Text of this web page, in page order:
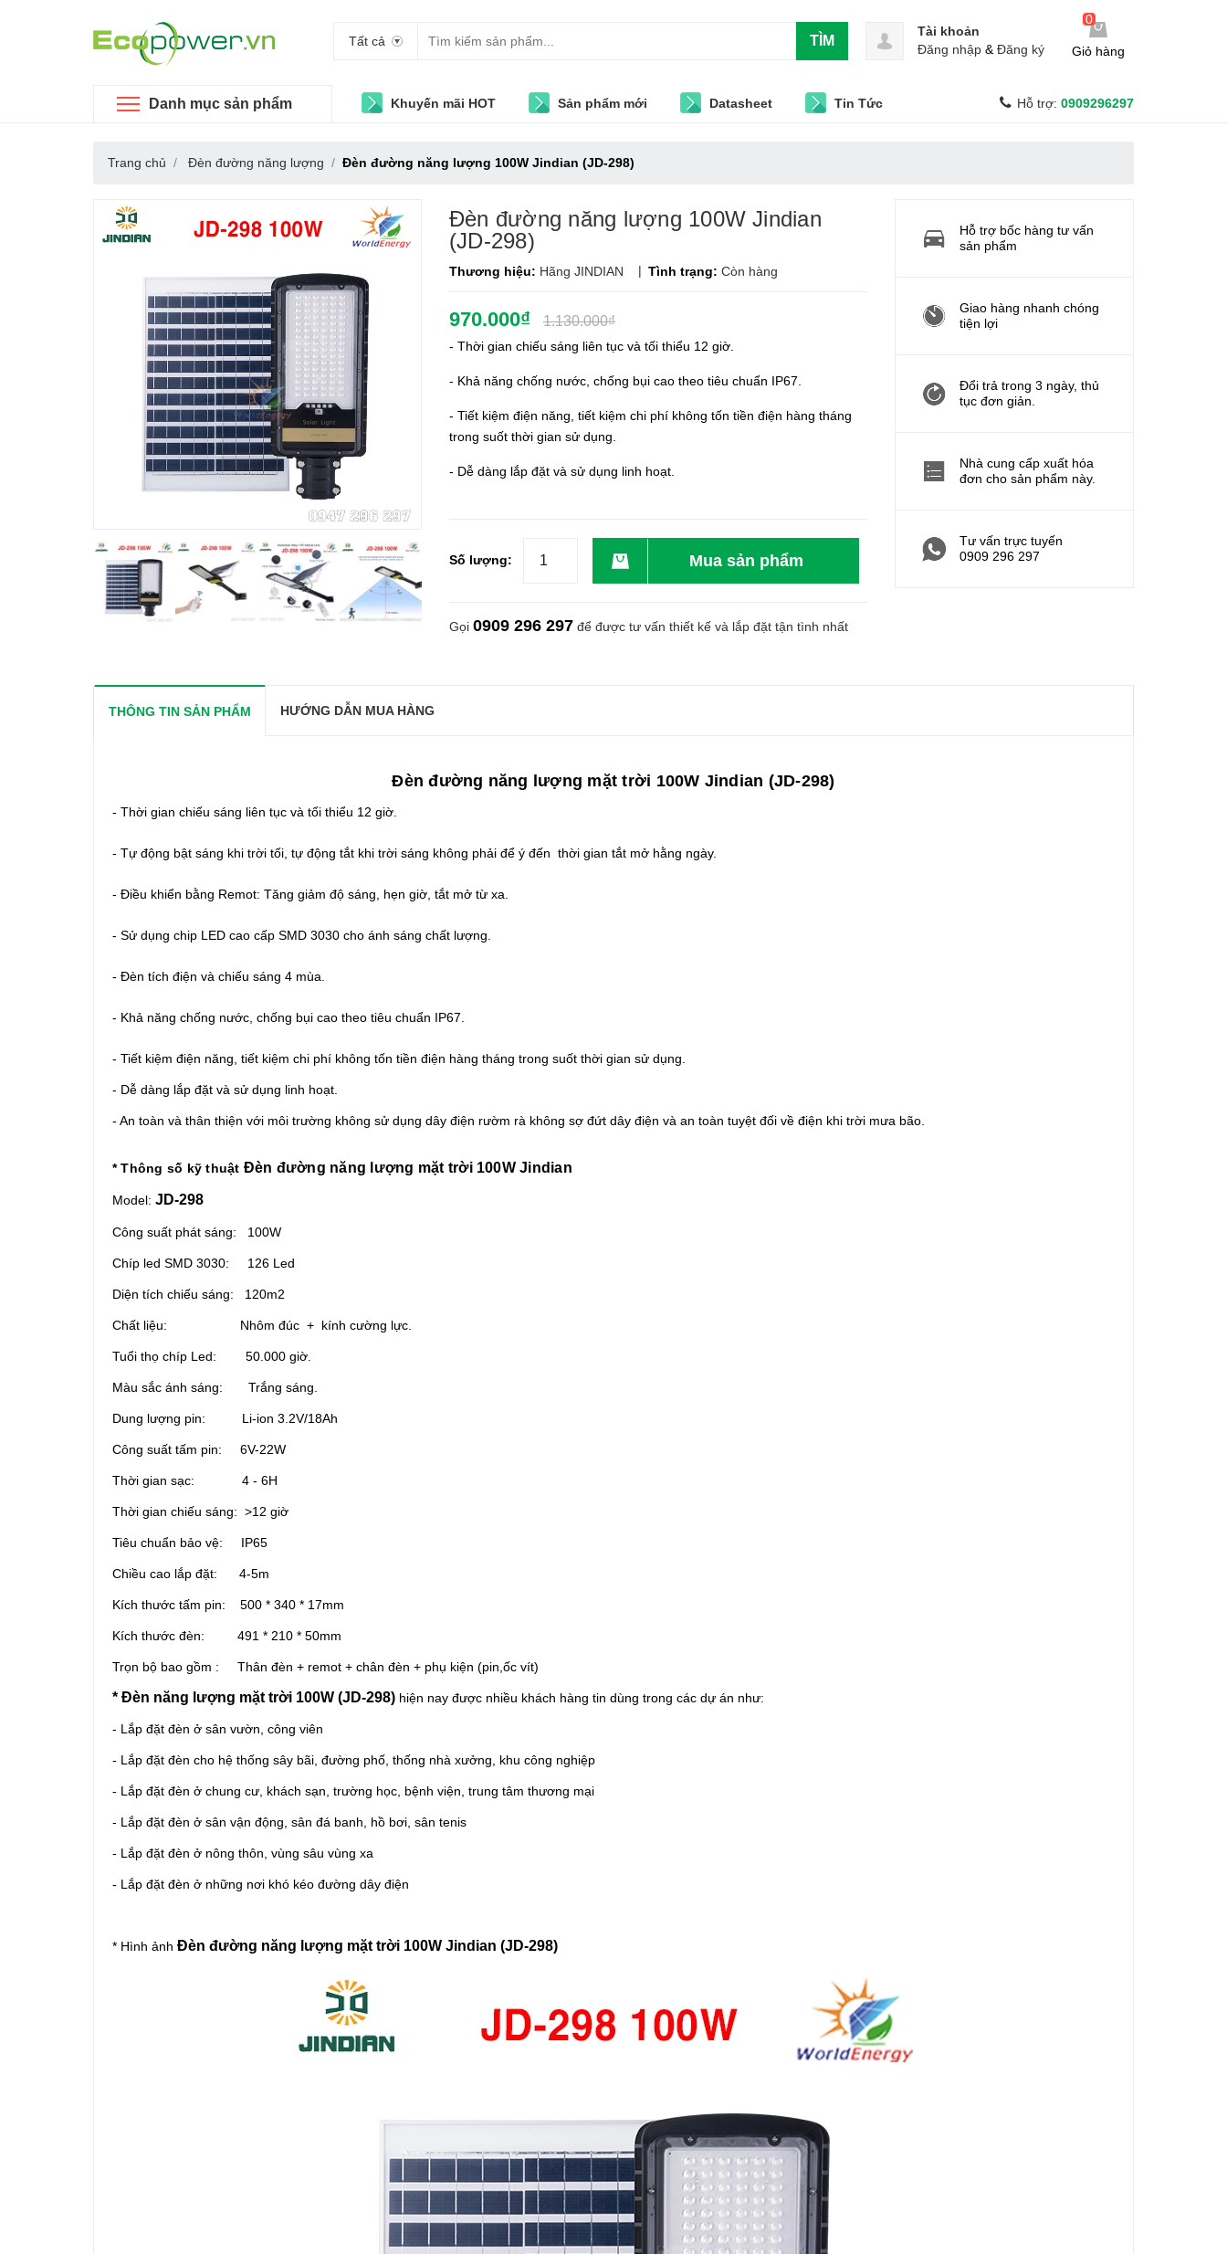
Tất cả TÌM
0
Giỏ hàng
Tài khoản
Đăng nhập & Đăng ký
Danh mục sản phẩm Khuyến mãi HOT Sản phẩm mới Datasheet Tin Tức Hỗ trợ: 0909296297
Trang chủ Đèn đường năng lượng Đèn đường năng lượng 100W Jindian (JD-298)
Đèn đường năng lượng 100W Jindian
(JD-298)
Thương hiệu: Hãng JINDIAN | Tình trạng: Còn hàng
970.000₫ 1.130.000₫
- Thời gian chiếu sáng liên tục và tối thiểu 12 giờ.
- Khả năng chống nước, chống bụi cao theo tiêu chuẩn IP67.
- Tiết kiệm điện năng, tiết kiệm chi phí không tốn tiền điện hàng tháng
trong suốt thời gian sử dụng.
- Dễ dàng lắp đặt và sử dụng linh hoạt.
Số lượng: Mua sản phẩm
Gọi 0909 296 297 để được tư vấn thiết kế và lắp đặt tận tình nhất
Hỗ trợ bốc hàng tư vấn
sản phẩm
Giao hàng nhanh chóng
tiện lợi
Đổi trả trong 3 ngày, thủ
tục đơn giản.
Nhà cung cấp xuất hóa
đơn cho sản phẩm này.
Tư vấn trực tuyến
0909 296 297
THÔNG TIN SẢN PHẨM HƯỚNG DẪN MUA HÀNG
Đèn đường năng lượng mặt trời 100W Jindian (JD-298)
- Thời gian chiếu sáng liên tục và tối thiểu 12 giờ.
- Tự động bật sáng khi trời tối, tự động tắt khi trời sáng không phải để ý đến thời gian tắt mở hằng ngày.
- Điều khiển bằng Remot: Tăng giảm độ sáng, hẹn giờ, tắt mở từ xa.
- Sử dụng chip LED cao cấp SMD 3030 cho ánh sáng chất lượng.
- Đèn tích điện và chiếu sáng 4 mùa.
- Khả năng chống nước, chống bụi cao theo tiêu chuẩn IP67.
- Tiết kiệm điện năng, tiết kiệm chi phí không tốn tiền điện hàng tháng trong suốt thời gian sử dụng.
- Dễ dàng lắp đặt và sử dụng linh hoạt.
- An toàn và thân thiện với môi trường không sử dụng dây điện rườm rà không sợ đứt dây điện và an toàn tuyệt đối về điện khi trời mưa bão.
* Thông số kỹ thuật Đèn đường năng lượng mặt trời 100W Jindian
Model: JD-298
Công suất phát sáng: 100W
Chíp led SMD 3030: 126 Led
Diện tích chiếu sáng: 120m2
Chất liệu: Nhôm đúc + kính cường lực.
Tuổi thọ chíp Led: 50.000 giờ.
Màu sắc ánh sáng: Trắng sáng.
Dung lượng pin: Li-ion 3.2V/18Ah
Công suất tấm pin: 6V-22W
Thời gian sạc: 4 - 6H
Thời gian chiếu sáng: >12 giờ
Tiêu chuẩn bảo vệ: IP65
Chiều cao lắp đặt: 4-5m
Kích thước tấm pin: 500 * 340 * 17mm
Kích thước đèn: 491 * 210 * 50mm
Trọn bộ bao gồm : Thân đèn + remot + chân đèn + phụ kiện (pin,ốc vít)
* Đèn năng lượng mặt trời 100W (JD-298) hiện nay được nhiều khách hàng tin dùng trong các dự án như:
- Lắp đặt đèn ở sân vườn, công viên
- Lắp đặt đèn cho hệ thống sây bãi, đường phố, thống nhà xưởng, khu công nghiệp
- Lắp đặt đèn ở chung cư, khách sạn, trường học, bệnh viện, trung tâm thương mại
- Lắp đặt đèn ở sân vận động, sân đá banh, hồ bơi, sân tenis
- Lắp đặt đèn ở nông thôn, vùng sâu vùng xa
- Lắp đặt đèn ở những nơi khó kéo đường dây điện
* Hình ảnh Đèn đường năng lượng mặt trời 100W Jindian (JD-298)